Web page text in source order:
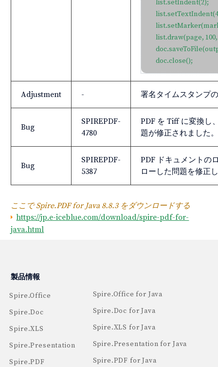
    list.setIndent(2);
list.draw(page,
    doc.close();
Adjustment - 署名タイムスタンプ
Bug
SPIREPDF-
4780
PDF を Tiff に変換し
題が修正されました
Bug
SPIREPDF-
5387
PDF ドキュメントの
ローした問題を修正
ここで Spire.PDF for Java 8.8.3 をダウンロードする
https://jp.e-iceblue.com/download/spire-pdf-for-
java.html
製品情報
Spire.Office
Spire.Doc
Spire.XLS
Spire.Presentation
Spire.PDF
Spire.Office for Java
Spire.Doc for Java
Spire.XLS for Java
Spire.Presentation for Java
Spire.PDF for Java